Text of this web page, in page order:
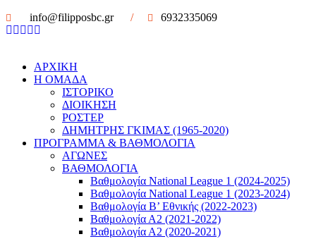
info@filipposbc.gr
/ 6932335069
ΑΡΧΙΚΗ
Η ΟΜΑΔΑ
ΙΣΤΟΡΙΚΟ
ΔΙΟΙΚΗΣΗ
ΡΟΣΤΕΡ
ΔΗΜΗΤΡΗΣ ΓΚΙΜΑΣ (1965-2020)
ΠΡΟΓΡΑΜΜΑ & ΒΑΘΜΟΛΟΓΙΑ
ΑΓΩΝΕΣ
ΒΑΘΜΟΛΟΓΙΑ
Βαθμολογία National League 1 (2024-2025)
Βαθμολογία National League 1 (2023-2024)
Βαθμολογία Β’ Εθνικής (2022-2023)
Βαθμολογία Α2 (2021-2022)
Βαθμολογία Α2 (2020-2021)